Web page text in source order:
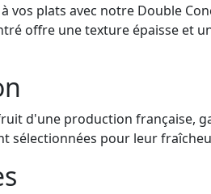
vos plats avec notre Double
offre une texture épaisse et
d'une production française,
sélectionnées pour leur